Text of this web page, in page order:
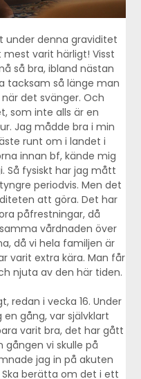
under denna graviditet
varit härligt! Visst
så bra, ibland nästan
tacksam så länge man
det svänger. Och
som inte alls är en
Jag mådde bra i min
runt om i landet i
innan bf, kände mig
Så fysiskt har jag mått
periodvis. Men det
att göra. Det har
påfrestningar, då
vårdnaden över
då vi hela familjen är
varit extra kära. Man får
njuta av den här tiden.
redan i vecka 16. Under
gång, var självklart
varit bra, det har gått
vi skulle på
jag in på akuten
berätta om det i ett